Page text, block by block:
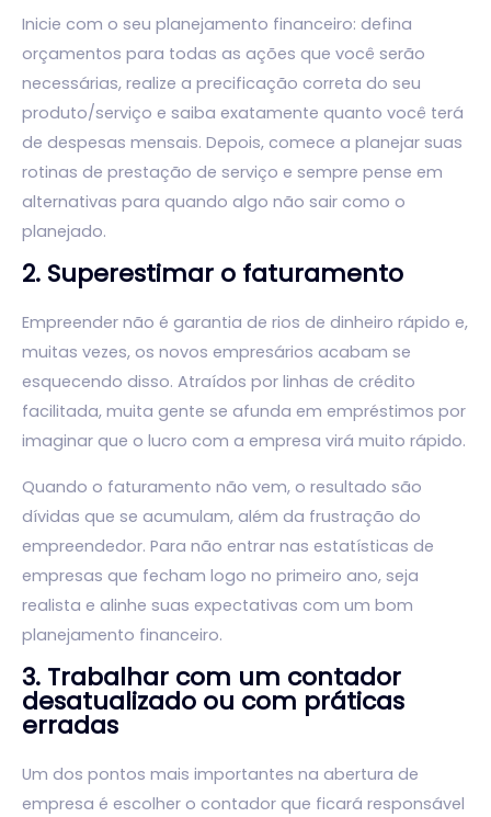
Inicie com o seu planejamento financeiro: defina
orçamentos para todas as ações que você serão
necessárias, realize a precificação correta do seu
produto/serviço e saiba exatamente quanto você terá
de despesas mensais. Depois, comece a planejar suas
rotinas de prestação de serviço e sempre pense em
alternativas para quando algo não sair como o
planejado.
2. Superestimar o faturamento
Empreender não é garantia de rios de dinheiro rápido e,
muitas vezes, os novos empresários acabam se
esquecendo disso. Atraídos por linhas de crédito
facilitada, muita gente se afunda em empréstimos por
imaginar que o lucro com a empresa virá muito rápido.
Quando o faturamento não vem, o resultado são
dívidas que se acumulam, além da frustração do
empreendedor. Para não entrar nas estatísticas de
empresas que fecham logo no primeiro ano, seja
realista e alinhe suas expectativas com um bom
planejamento financeiro.
3. Trabalhar com um contador
desatualizado ou com práticas
erradas
Um dos pontos mais importantes na abertura de
empresa é escolher o contador que ficará responsável